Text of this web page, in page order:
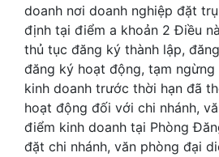
doanh nơi doanh nghiệp đặt
định tại điểm a khoản 2 Điều
thủ tục đăng ký thành lập,
đăng ký hoạt động, tạm
kinh doanh trước thời hạn đã
hoạt động đối với chi nhánh,
điểm kinh doanh tại Phòng
đặt chi nhánh, văn phòng đại